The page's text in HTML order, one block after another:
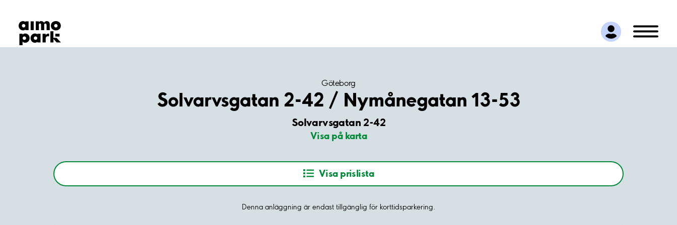
Hitta parkering
Samarbete
Kundservice
Göteborg
Solvarvsgatan 2-42 / Nymånegatan 13-53
Solvarvsgatan 2-42
Visa på karta
Visa prislista
Denna anläggning är endast tillgänglig för korttidsparkering.